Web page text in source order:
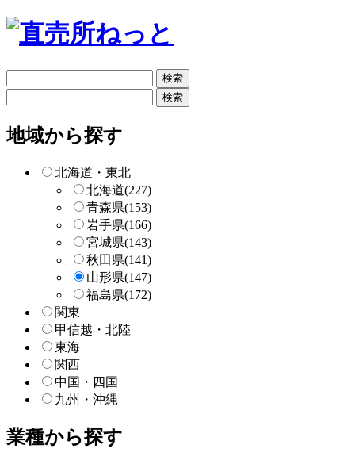
リ
ー
検
索
ー
検
地域から探す
北海道・東北
北海道(227)
青森県(153)
岩手県(166)
宮城県(143)
秋田県(141)
山形県(147)
福島県(172)
関東
甲信越・北陸
東海
関西
中国・四国
九州・沖縄
業種から探す